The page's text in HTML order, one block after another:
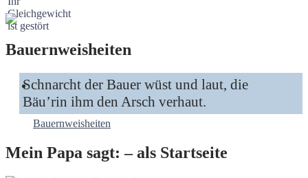
Bauernweisheiten
Schnarcht der Bauer wüst und laut, die
Bäu’rin ihm den Arsch verhaut.
Bauernweisheiten
Mein Papa sagt: – als Startseite